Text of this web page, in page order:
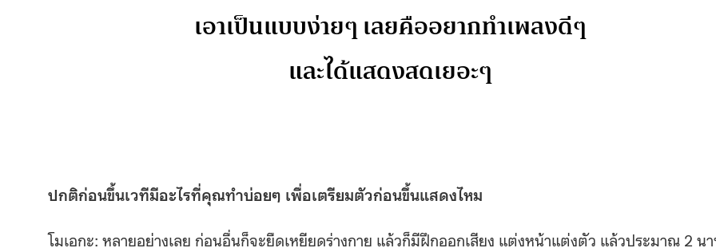
เอาเป็นแบบง่ายๆ เลยคืออยากทำเพลงดีๆ
และได้แสดงสดเยอะๆ
ปกติก่อนขึ้นเวทีมีอะไรที่คุณทำบ่อยๆ เพื่อเตรียมตัวก่อนขึ้นแสดงไหม
โมเอกะ: หลายอย่างเลย ก่อนอื่นก็จะยืดเหยียดร่างกาย แล้วก็มีฝึกออกเสียง แต่งหน้าแต่งตัว แล้วประมาณ 2 น